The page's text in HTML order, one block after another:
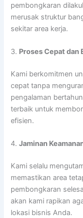
pembongkaran
merusak struktur
sekitar area kerja.
3. Proses Cepat dan
Kami berkomitmen
cepat tanpa
pengalaman
terbaik untuk
efisien.
4.Jaminan
Kami selalu
memastikan area
pembongkaran
akan kami rapikan
lokasi bisnis Anda.